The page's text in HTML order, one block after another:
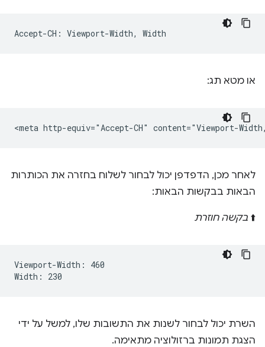
או מטא תג:
לאחר מכן, הדפדפן יכול לבחור לשלוח בחזרה את הכותרות
הבאות בבקשות הבאות:
⬆️ בקשה חוזרת
Viewport-Width: 460
השרת יכול לבחור לשנות את התשובות שלו, למשל על ידי
הצגת תמונות ברזולוציה מתאימה.